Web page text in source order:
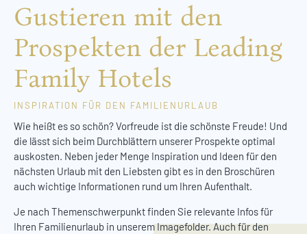
Gustieren mit den
Prospekten der Leading
Family Hotels
INSPIRATION FÜR DEN FAMILIENURLAUB
Wie heißt es so schön? Vorfreude ist die schönste Freude! Und
die lässt sich beim Durchblättern unserer Prospekte optimal
auskosten. Neben jeder Menge Inspiration und Ideen für den
nächsten Urlaub mit den Liebsten gibt es in den Broschüren
auch wichtige Informationen rund um Ihren Aufenthalt.
Je nach Themenschwerpunkt finden Sie relevante Infos für
Ihren Familienurlaub in unserem Imagefolder. Auch für den